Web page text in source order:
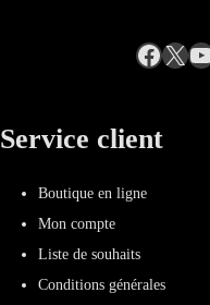
X
Service client
Boutique en ligne
Mon compte
Liste de souhaits
Conditions générales